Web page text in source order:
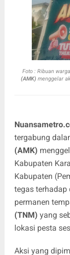
Foto : Ribuan
(AMK)menggelar
tergabung
(AMK)
Kabupaten
Kabupaten
tegas terhadap
permanen
(TNM) yang
lokasi pesta
Aksi yang